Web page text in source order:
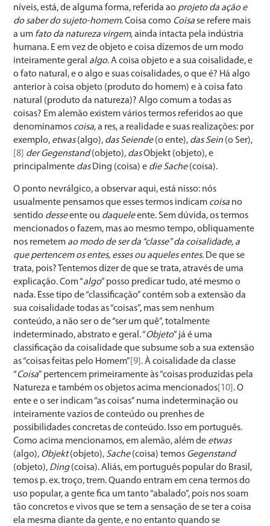
níveis, está, de alguma forma, referida ao projeto da ação e
do saber do sujeto-homem. Coisa como Coisase refere mais
a um fato da natureza virgem, ainda intacta pela indústria
humana. E em vez de objeto e coisa dizemos de um modo
inteiramente geral algo.A coisa objeto e a sua coisalidade, e
o fato natural, e o algo e suas coisalidades, o que é? Há algo
anterior à coisa objeto (produto do homem) e à coisa fato
natural (produto da natureza)? Algo comum a todas as
coisas? Em alemão existem vários termos referidos ao que
denominamos coisa, a res, a realidade e suas realizações: por
exemplo, etwas(algo), das Seiende(o ente), das Sein (o Ser),
[8] der Gegenstand(objeto), dasObjekt (objeto), e
principalmente das Ding (coisa) e die Sache(coisa).
O ponto nevrálgico, a observar aqui, está nisso: nós
usualmente pensamos que esses termos indicam coisa no
sentido desseente ou daqueleente. Sem dúvida, os termos
mencionados o fazem, mas ao mesmo tempo, obliquamente
nos remetem ao modo de ser da “classe” da coisalidade, a
que pertencem os entes, esses ou aqueles entes. De que se
trata, pois? Tentemos dizer de que se trata, através de uma
explicação. Com “algo” posso predicar tudo, até mesmo o
nada. Esse tipo de “classificação” contém sob a extensão da
sua coisalidade todas as “coisas”, mas sem nenhum
conteúdo, a não ser o de “ser um quê”, totalmente
indeterminado, abstrato e geral. “Objeto” já é uma
classificação da coisalidade que subsume sob a sua extensão
as “coisas feitas pelo Homem” [9] . À coisalidade da classe
“Coisa” pertencem primeiramente às “coisas produzidas pela
Natureza e também os objetos acima mencionados [10] . O
ente e o ser indicam “as coisas” numa indeterminação ou
inteiramente vazios de conteúdo ou prenhes de
possibilidades concretas de conteúdo. Isso em português.
Como acima mencionamos, em alemão, além de etwas
(algo), Objekt(objeto), Sache(coisa) temos Gegenstand
(objeto), Ding(coisa). Aliás, em português popular do Brasil,
temos p. ex. troço, trem. Quando entram em cena termos do
uso popular, a gente fica um tanto “abalado”, pois nos soam
tão concretos e vivos que se tem a sensação de se ter a coisa
ela mesma diante da gente, e no entanto quando se